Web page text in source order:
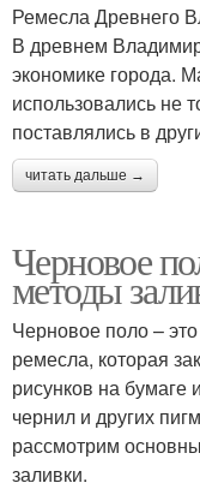
Ремесла Древнего
В древнем
экономике города.
использовались не
поставлялись в
читать дальше →
Черновое
методы
Черновое поло –
ремесла, которая
рисунков на
чернил и других
рассмотрим
заливки.